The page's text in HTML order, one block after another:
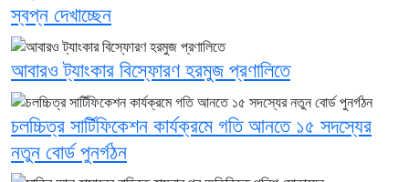
স্বপ্ন দেখাচ্ছেন
আবারও ট্যাংকার বিস্ফোরণ হরমুজ প্রণালিতে
চলচ্চিত্র সার্টিফিকেশন কার্যক্রমে গতি আনতে ১৫ সদস্যের
নতুন বোর্ড পুনর্গঠন